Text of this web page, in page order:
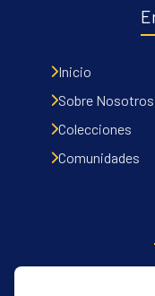
Inicio
Sobre Nosotros
Colecciones
Comunidades